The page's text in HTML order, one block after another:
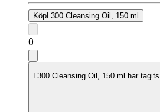
Köp L300 Cleansing Oil, 150 ml
0
L300 Cleansing Oil, 150 ml har